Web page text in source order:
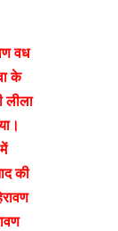
वध
के
लीला
की